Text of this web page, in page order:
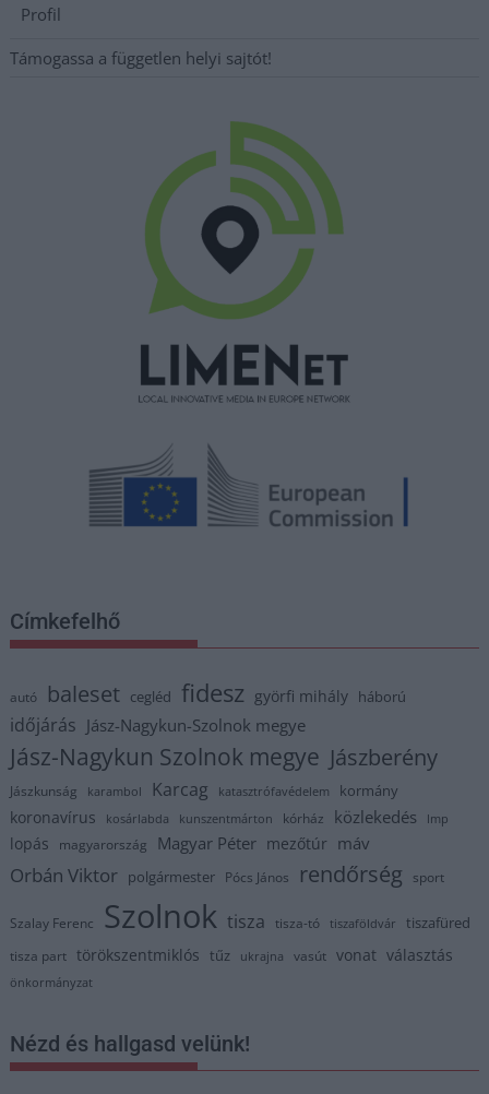
Profil
Támogassa a független helyi sajtót!
Címkefelhő
autó baleset cegléd fidesz györfi mihály háború
időjárás Jász-Nagykun-Szolnok megye
Jász-Nagykun Szolnok megye Jászberény
Jászkunság karambol Karcag katasztrófavédelem kormány
koronavírus kosárlabda kunszentmárton kórház közlekedés lmp
lopás magyarország Magyar Péter mezőtúr máv
Orbán Viktor polgármester Pócs János rendőrség sport
Szalay Ferenc Szolnok tisza tisza-tó tiszaföldvár tiszafüred
tisza part törökszentmiklós tűz ukrajna vasút vonat választás
önkormányzat
Nézd és hallgasd velünk!